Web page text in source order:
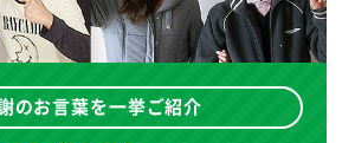
のお言葉を一挙ご紹介